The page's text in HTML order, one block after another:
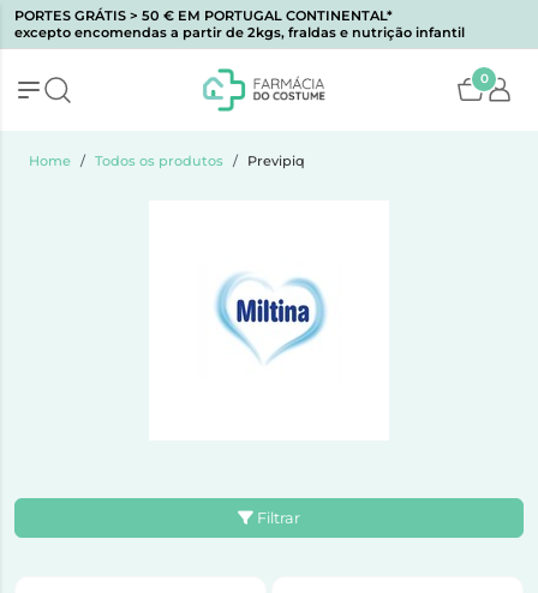
PORTES GRÁTIS > 50 € EM PORTUGAL CONTINENTAL*
excepto encomendas a partir de 2kgs, fraldas e nutrição infantil
0
Home Todos os produtos Previpiq
Filtrar